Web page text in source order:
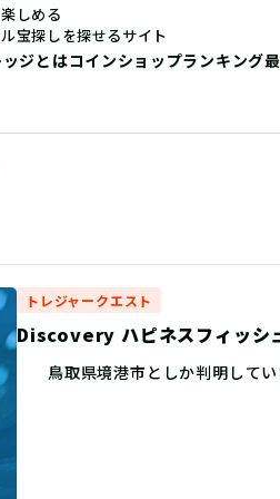
しめる
宝探しを探せるサイト
ジとはコインショップランキング
トレジャークエスト
Discovery ハピネスフィッシ
鳥取県境港市としか判明してい